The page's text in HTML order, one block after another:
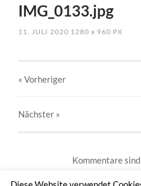
IMG_0133.jpg
11. JULI 2020 1280x 960 PX
« Vorheriger
Nächster »
Kommentare